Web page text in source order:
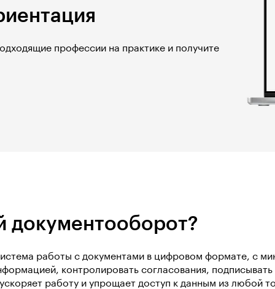
профессии на практике и получите
документооборот?
работы с документами в цифровом формате, с
контролировать согласования,
работу и упрощает доступ к данным из любой